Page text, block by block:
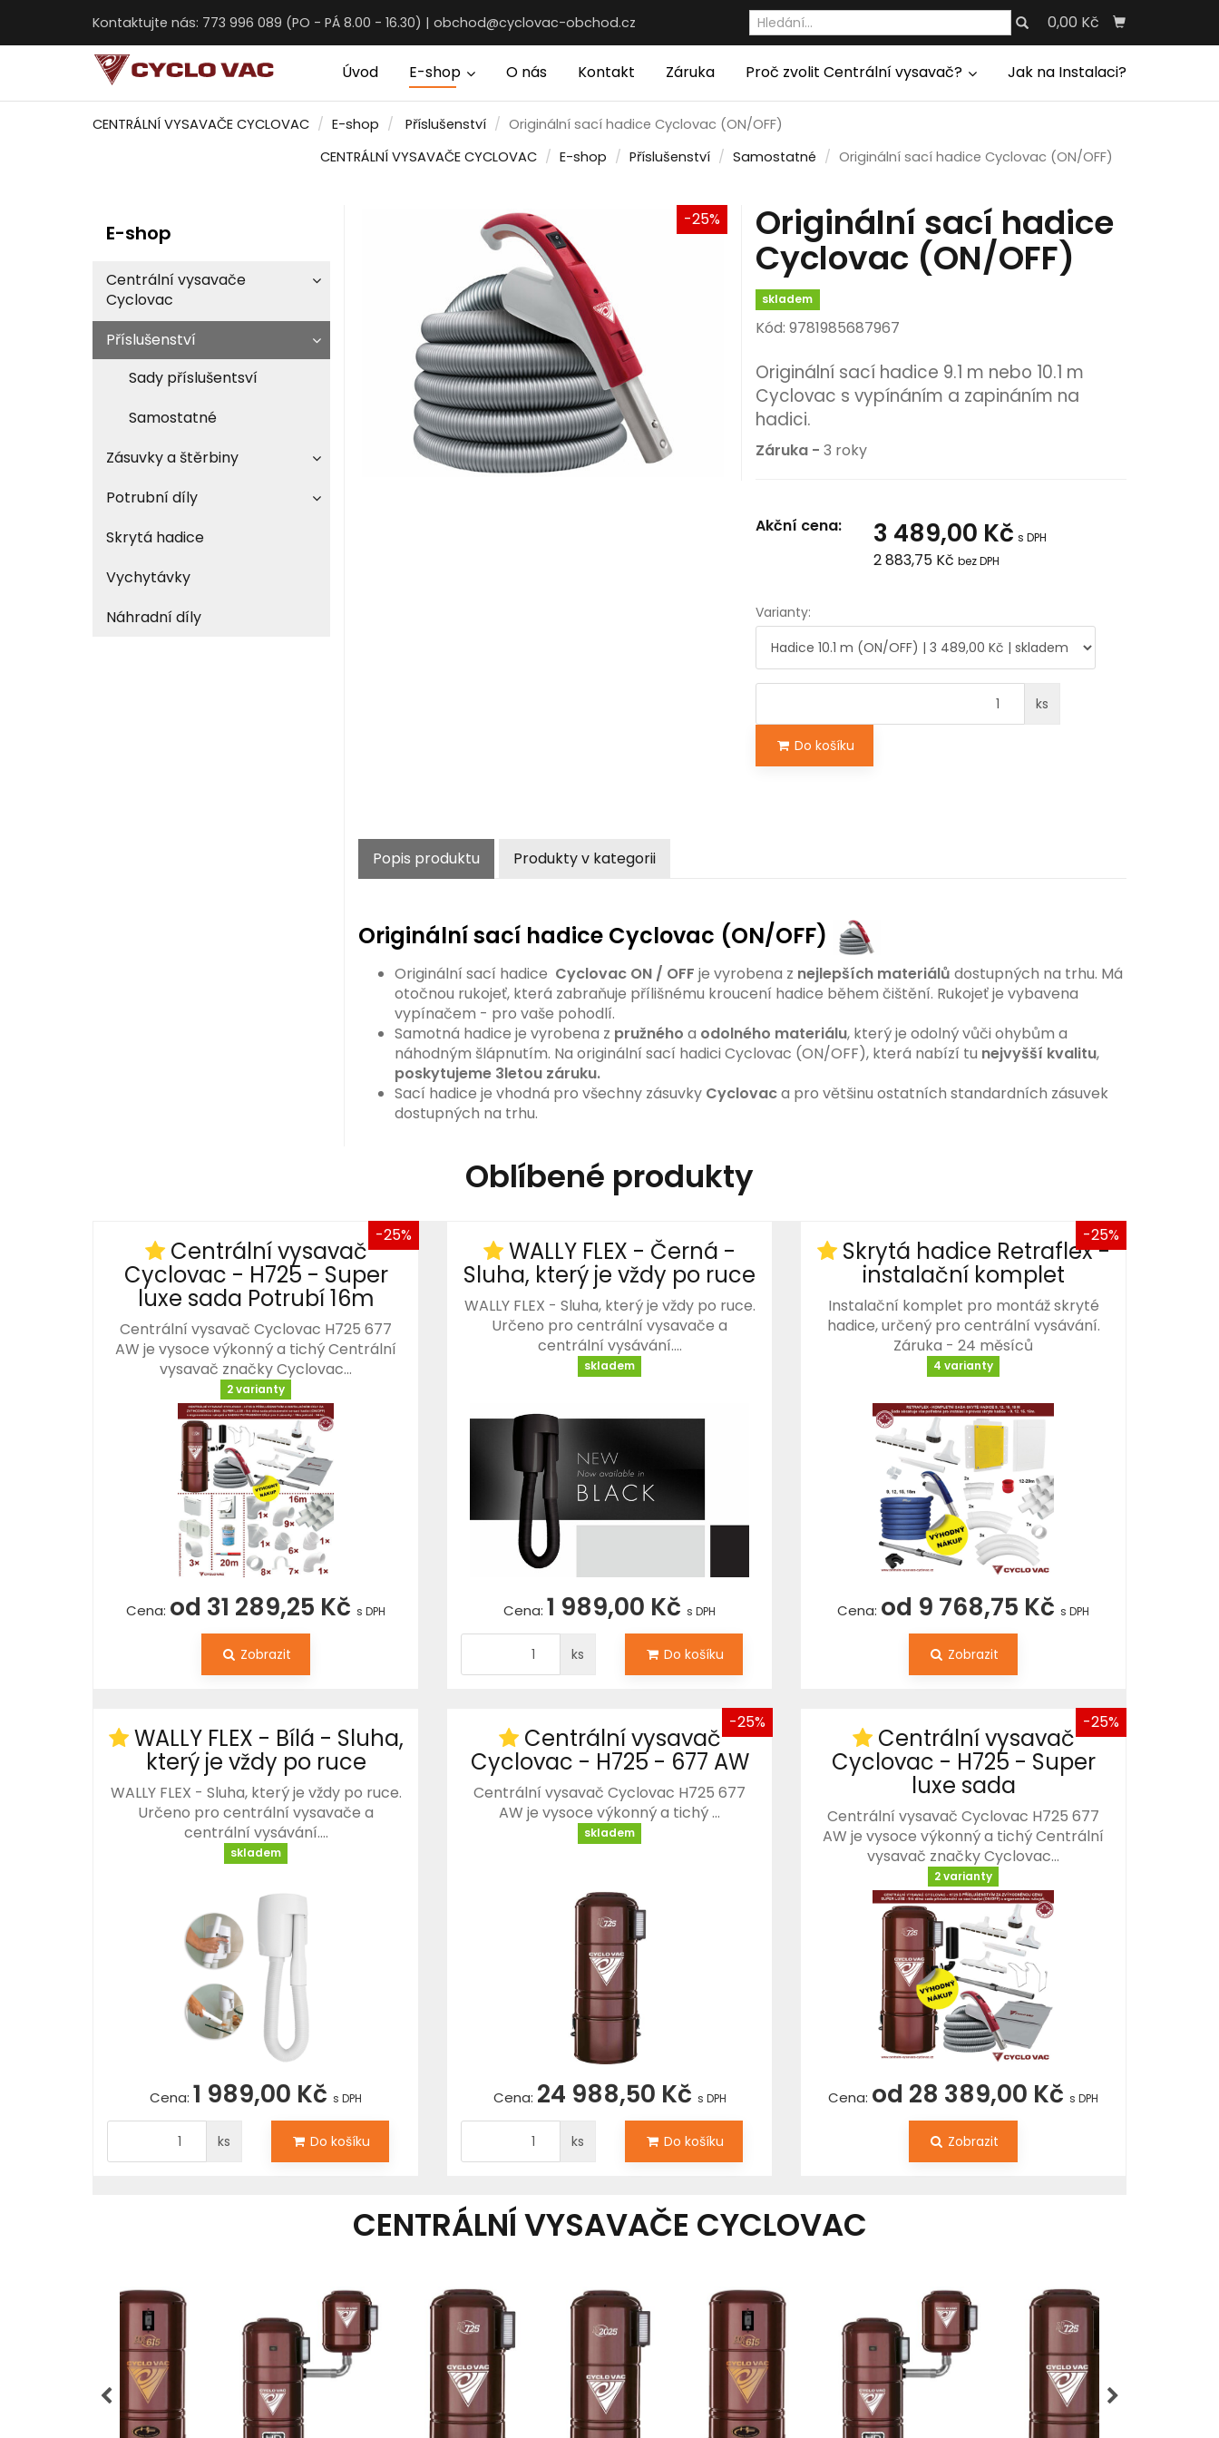
Kontaktujte nás: 773 996 089 (PO - PÁ 8.00 - 16.30) | obchod@cyclovac-obchod.cz 0,00 Kč
Úvod E-shop O nás Kontakt Záruka Proč zvolit Centrální vysavač? Jak na Instalaci?
CENTRÁLNÍ VYSAVAČE CYCLOVAC E-shop Příslušenství
Originální sací hadice Cyclovac (ON/OFF)
CENTRÁLNÍ VYSAVAČE CYCLOVAC
E-shop Příslušenství Samostatné Originální sací hadice Cyclovac (ON/OFF)
E-shop
Centrální vysavače
Cyclovac
Příslušenství
Sady příslušentsví
Samostatné
Zásuvky a štěrbiny
Potrubní díly
Skrytá hadice
Vychytávky
Náhradní díly
-25% Originální sací hadice
Cyclovac (ON/OFF)
skladem
Kód: 9781985687967
Originální sací hadice 9.1 m nebo 10.1 m
Cyclovac s vypínáním a zapináním na
hadici.
Záruka - 3 roky
Akční cena: 3 489,00 Kč s DPH
2 883,75 Kčbez DPH
Varianty:
ks
Do košíku
Popis produktu Produkty v kategorii
Originální sací hadice Cyclovac (ON/OFF)
Originální sací hadice Cyclovac ON / OFF je vyrobena z nejlepších materiálů dostupných na trhu. Má
otočnou rukojeť, která zabraňuje přílišnému kroucení hadice během čištění. Rukojeť je vybavena
vypínačem - pro vaše pohodlí.
Samotná hadice je vyrobena z pružného a odolného materiálu, který je odolný vůči ohybům a
náhodným šlápnutím. Na originální sací hadici Cyclovac (ON/OFF), která nabízí tu nejvyšší kvalitu,
poskytujeme 3letou záruku.
Sací hadice je vhodná pro všechny zásuvky Cyclovaca pro většinu ostatních standardních zásuvek
dostupných na trhu.
Oblíbené produkty
-25%
Centrální vysavač
Cyclovac - H725 - Super
luxe sada Potrubí 16m
Centrální vysavač Cyclovac H725 677
AW je vysoce výkonný a tichý Centrální
vysavač značky Cyclovac…
2 varianty
Cena: od 31 289,25 Kč s DPH
Zobrazit
WALLY FLEX - Černá -
Sluha, který je vždy po ruce
WALLY FLEX - Sluha, který je vždy po ruce.
Určeno pro centrální vysavače a
centrální vysávání.…
skladem
Cena: 1 989,00 Kč s DPH
ks Do košíku
-25%
Skrytá hadice Retraflex -
instalační komplet
Instalační komplet pro montáž skryté
hadice, určený pro centrální vysávání.
Záruka - 24 měsíců
4 varianty
Cena: od 9 768,75 Kč s DPH
Zobrazit
WALLY FLEX - Bílá - Sluha,
který je vždy po ruce
WALLY FLEX - Sluha, který je vždy po ruce.
Určeno pro centrální vysavače a
centrální vysávání.…
skladem
Cena: 1 989,00 Kč s DPH
ks Do košíku
-25%
Centrální vysavač
Cyclovac - H725 - 677 AW
Centrální vysavač Cyclovac H725 677
AW je vysoce výkonný a tichý …
skladem
Cena: 24 988,50 Kč s DPH
ks Do košíku
-25%
Centrální vysavač
Cyclovac - H725 - Super
luxe sada
Centrální vysavač Cyclovac H725 677
AW je vysoce výkonný a tichý Centrální
vysavač značky Cyclovac…
2 varianty
Cena: od 28 389,00 Kč s DPH
Zobrazit
CENTRÁLNÍ VYSAVAČE CYCLOVAC